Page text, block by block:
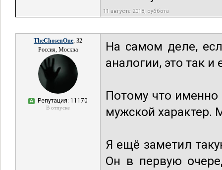
11 августа 2018, суббота
TheChosenOne, 32
Россия, Москва
А Репутация: 11170
В отпуске
На самом деле,
аналогии, это так и
Потому что
мужской характер.
Я ещё заметил
Он в первую